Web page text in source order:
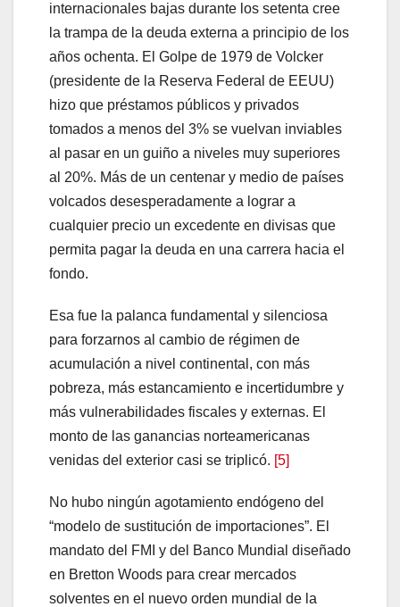
internacionales bajas durante los setenta cree
la trampa de la deuda externa a principio de los
años ochenta. El Golpe de 1979 de Volcker
(presidente de la Reserva Federal de EEUU)
hizo que préstamos públicos y privados
tomados a menos del 3% se vuelvan inviables
al pasar en un guiño a niveles muy superiores
al 20%. Más de un centenar y medio de países
volcados desesperadamente a lograr a
cualquier precio un excedente en divisas que
permita pagar la deuda en una carrera hacia el
fondo.
Esa fue la palanca fundamental y silenciosa
para forzarnos al cambio de régimen de
acumulación a nivel continental, con más
pobreza, más estancamiento e incertidumbre y
más vulnerabilidades fiscales y externas. El
monto de las ganancias norteamericanas
venidas del exterior casi se triplicó. [5]
No hubo ningún agotamiento endógeno del
“modelo de sustitución de importaciones”. El
mandato del FMI y del Banco Mundial diseñado
en Bretton Woods para crear mercados
solventes en el nuevo orden mundial de la